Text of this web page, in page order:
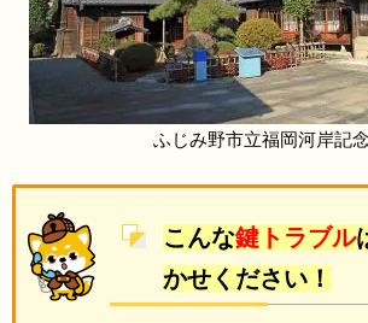
ふじみ野市立福岡河岸記
こんな鍵トラブル
かせください！